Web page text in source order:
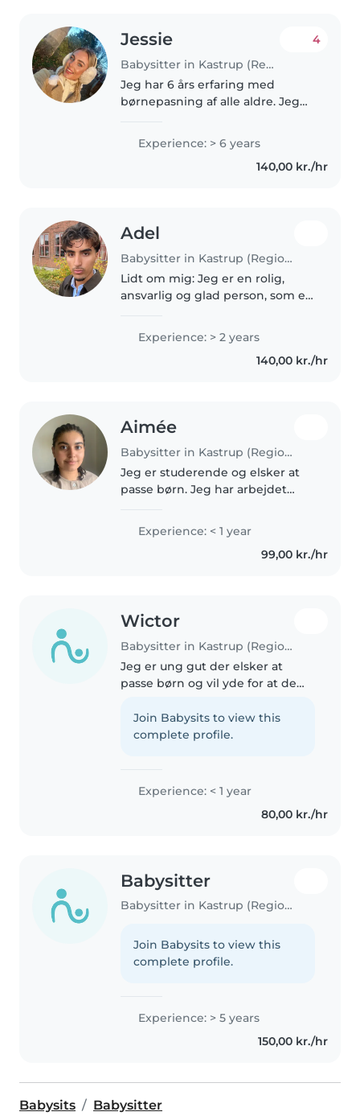
Jessie
Babysitter in Kastrup (Region Hovedstaden)
4
Jeg har 6 års erfaring med
børnepasning af alle aldre. Jeg
musik og rytme i leg og læring.
Med empati og omsorg skaber
jeg trygge rammer, hvor børn
Experience: > 6 years
140,00 kr./hr
Adel
Babysitter in Kastrup (Region Hovedstaden)
Lidt om mig: Jeg er en rolig,
ansvarlig og glad person, som er
gøre. I min fritid spiller jeg
fodbold og styrketræner. Jeg
kan godt lide at være aktiv,..
Experience: > 2 years
140,00 kr./hr
Aimée
Babysitter in Kastrup (Region Hovedstaden)
Jeg er studerende og elsker at
passe børn. Jeg har arbejdet
international børnehave i
Hellerup. Derudover, har jeg
været lektiehjælper. Jeg kan
Experience: < 1 year
99,00 kr./hr
Wictor
Babysitter in Kastrup (Region Hovedstaden)
Jeg er ung gut der elsker at
passe børn og vil yde for at de
Join Babysits to view this
complete profile.
Experience: < 1 year
80,00 kr./hr
Babysitter
Babysitter in Kastrup (Region Hovedstaden)
Join Babysits to view this
complete profile.
Experience: > 5 years
150,00 kr./hr
Babysits
Babysitter